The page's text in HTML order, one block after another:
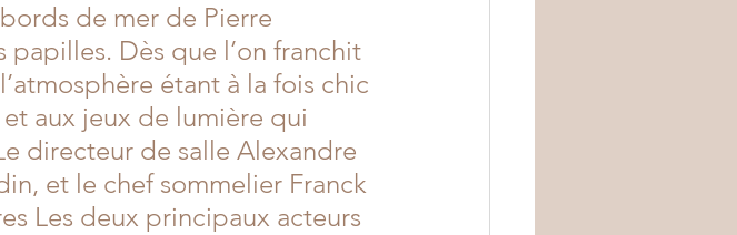
de mer de Pierre
papilles. Dès que l’on franchit
étant à la fois chic
aux jeux de lumière qui
directeur de salle Alexandre
et le chef sommelier Franck
Les deux principaux acteurs